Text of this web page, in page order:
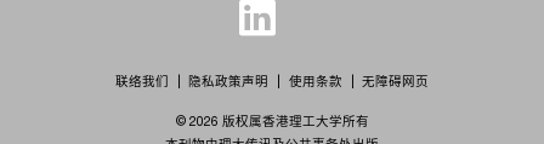
联络我们 隐私政策声明 使用条款 无障碍网页
© 2026 版权属香港理工大学所有